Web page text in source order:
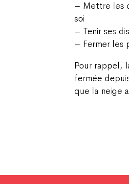
– Mettre les
soi
– Tenir ses
– Fermer les
Pour rappel,
fermée
que la neige